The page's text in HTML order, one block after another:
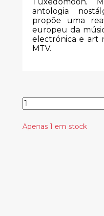
antologia
propõe uma
europeu da
electrónica e art
MTV.
Apenas 1 em stock